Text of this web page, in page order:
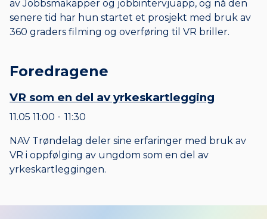
av Jobbsmakapper og jobbintervjuapp, og nå den
senere tid har hun startet et prosjekt med bruk av
360 graders filming og overføring til VR briller.
Foredragene
VR som en del av yrkeskartlegging
11.05 11:00
11:30
NAV Trøndelag deler sine erfaringer med bruk av
VR i oppfølging av ungdom som en del av
yrkeskartleggingen.